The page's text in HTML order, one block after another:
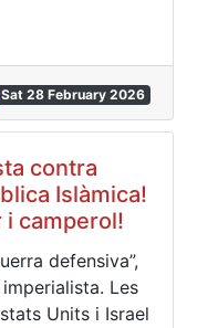
Sat 28 February 2026
contra
Islàmica!
i camperol!
defensiva”,
Les
Units i Israel